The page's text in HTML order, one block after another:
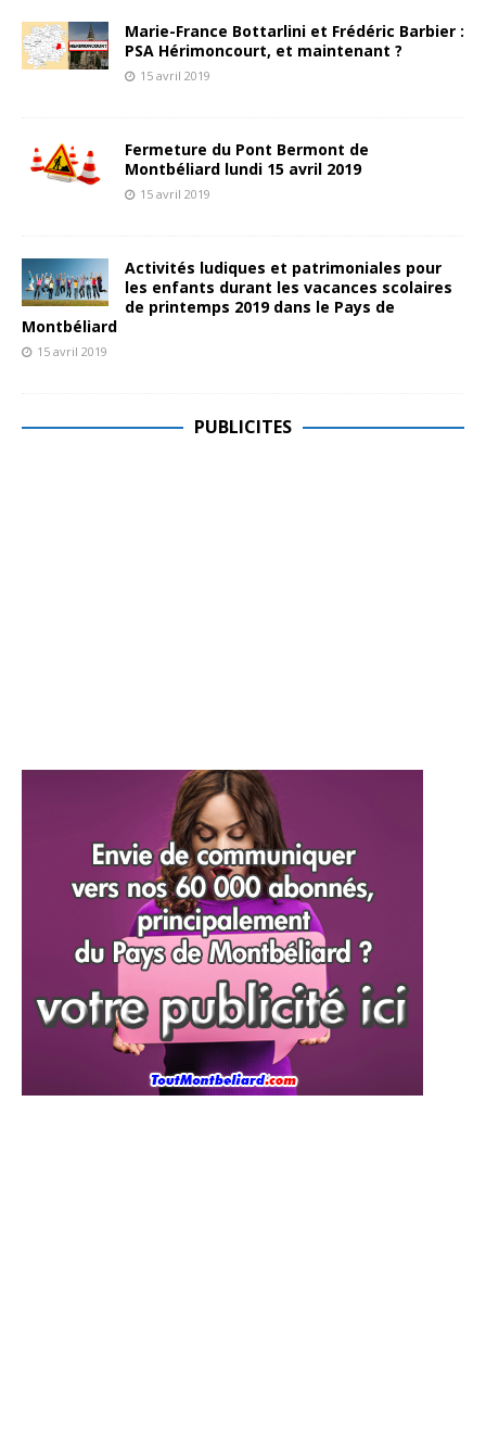
Marie-France Bottarlini et Frédéric Barbier :
PSA Hérimoncourt, et maintenant ?
15 avril 2019
Fermeture du Pont Bermont de
Montbéliard lundi 15 avril 2019
15 avril 2019
Activités ludiques et patrimoniales pour
les enfants durant les vacances scolaires
de printemps 2019 dans le Pays de
Montbéliard
15 avril 2019
PUBLICITES